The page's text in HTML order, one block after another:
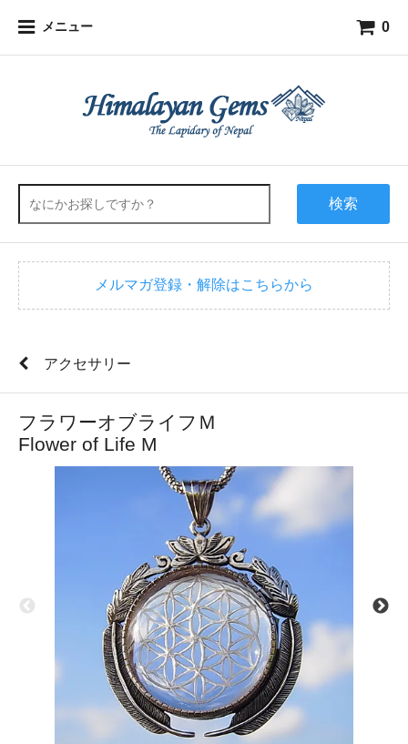
メニュー 0
検索
メルマガ登録・解除はこちらから
アクセサリー
フラワーオブライフＭ
Flower of Life M